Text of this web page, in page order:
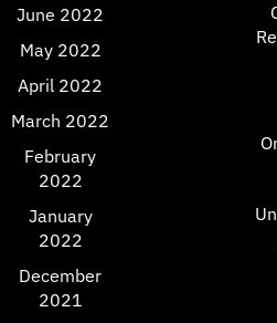
June 2022
May 2022
April 2022
March 2022
February
2022
January
2022
December
2021